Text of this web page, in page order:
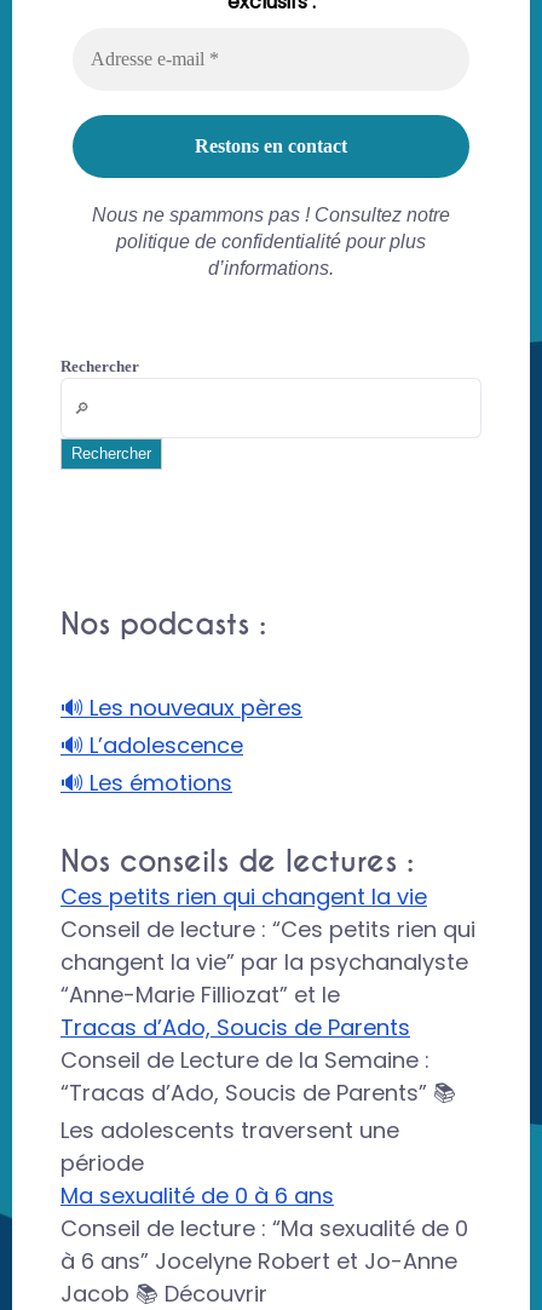
Nous ne spammons pas ! Consultez notre
politique de confidentialité pour plus
d’informations.
Rechercher
Rechercher
Nos podcasts :
🔊 Les nouveaux pères
🔊 L’adolescence
🔊 Les émotions
Nos conseils de lectures :
Ces petits rien qui changent la vie
Conseil de lecture : “Ces petits rien qui
changent la vie” par la psychanalyste
“Anne-Marie Filliozat” et le
Tracas d’Ado, Soucis de Parents
Conseil de Lecture de la Semaine :
“Tracas d’Ado, Soucis de Parents” 📚
Les adolescents traversent une
période
Ma sexualité de 0 à 6 ans
Conseil de lecture : “Ma sexualité de 0
à 6 ans” Jocelyne Robert et Jo-Anne
Jacob 📚 Découvrir